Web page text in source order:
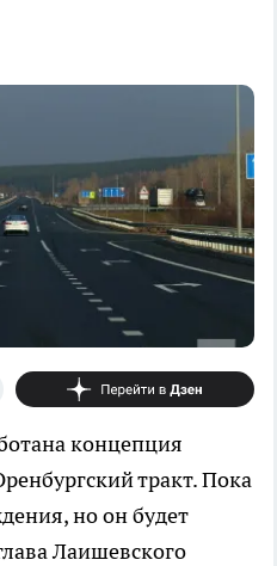
концепция
тракт. Пока
но он будет
Лаишевского